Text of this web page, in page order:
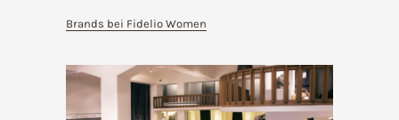
Brands bei Fidelio Women